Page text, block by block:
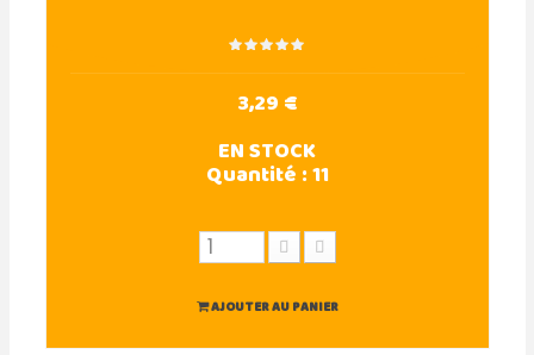
3,29 €
EN STOCK
Quantité :11
AJOUTER AU PANIER